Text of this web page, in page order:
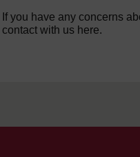
If you have any concerns
contact with us here.